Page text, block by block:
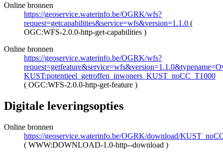
Online bronnen
https://geoservice.waterinfo.be/OGRK/wfs?
request=getcapabilities&service=wfs&version=1.1.0 (
OGC:WFS-2.0.0-http-get-capabilities )
Online bronnen
https://geoservice.waterinfo.be/OGRK/wfs?
KUST:potentieel_getroffen_inwoners_KUST_noCC_T1000
( OGC:WFS-2.0.0-http-get-feature )
Digitale leveringsopties
Online bronnen
https://geoservice.waterinfo.be/OGRK/download/
( WWW:DOWNLOAD-1.0-http--download )